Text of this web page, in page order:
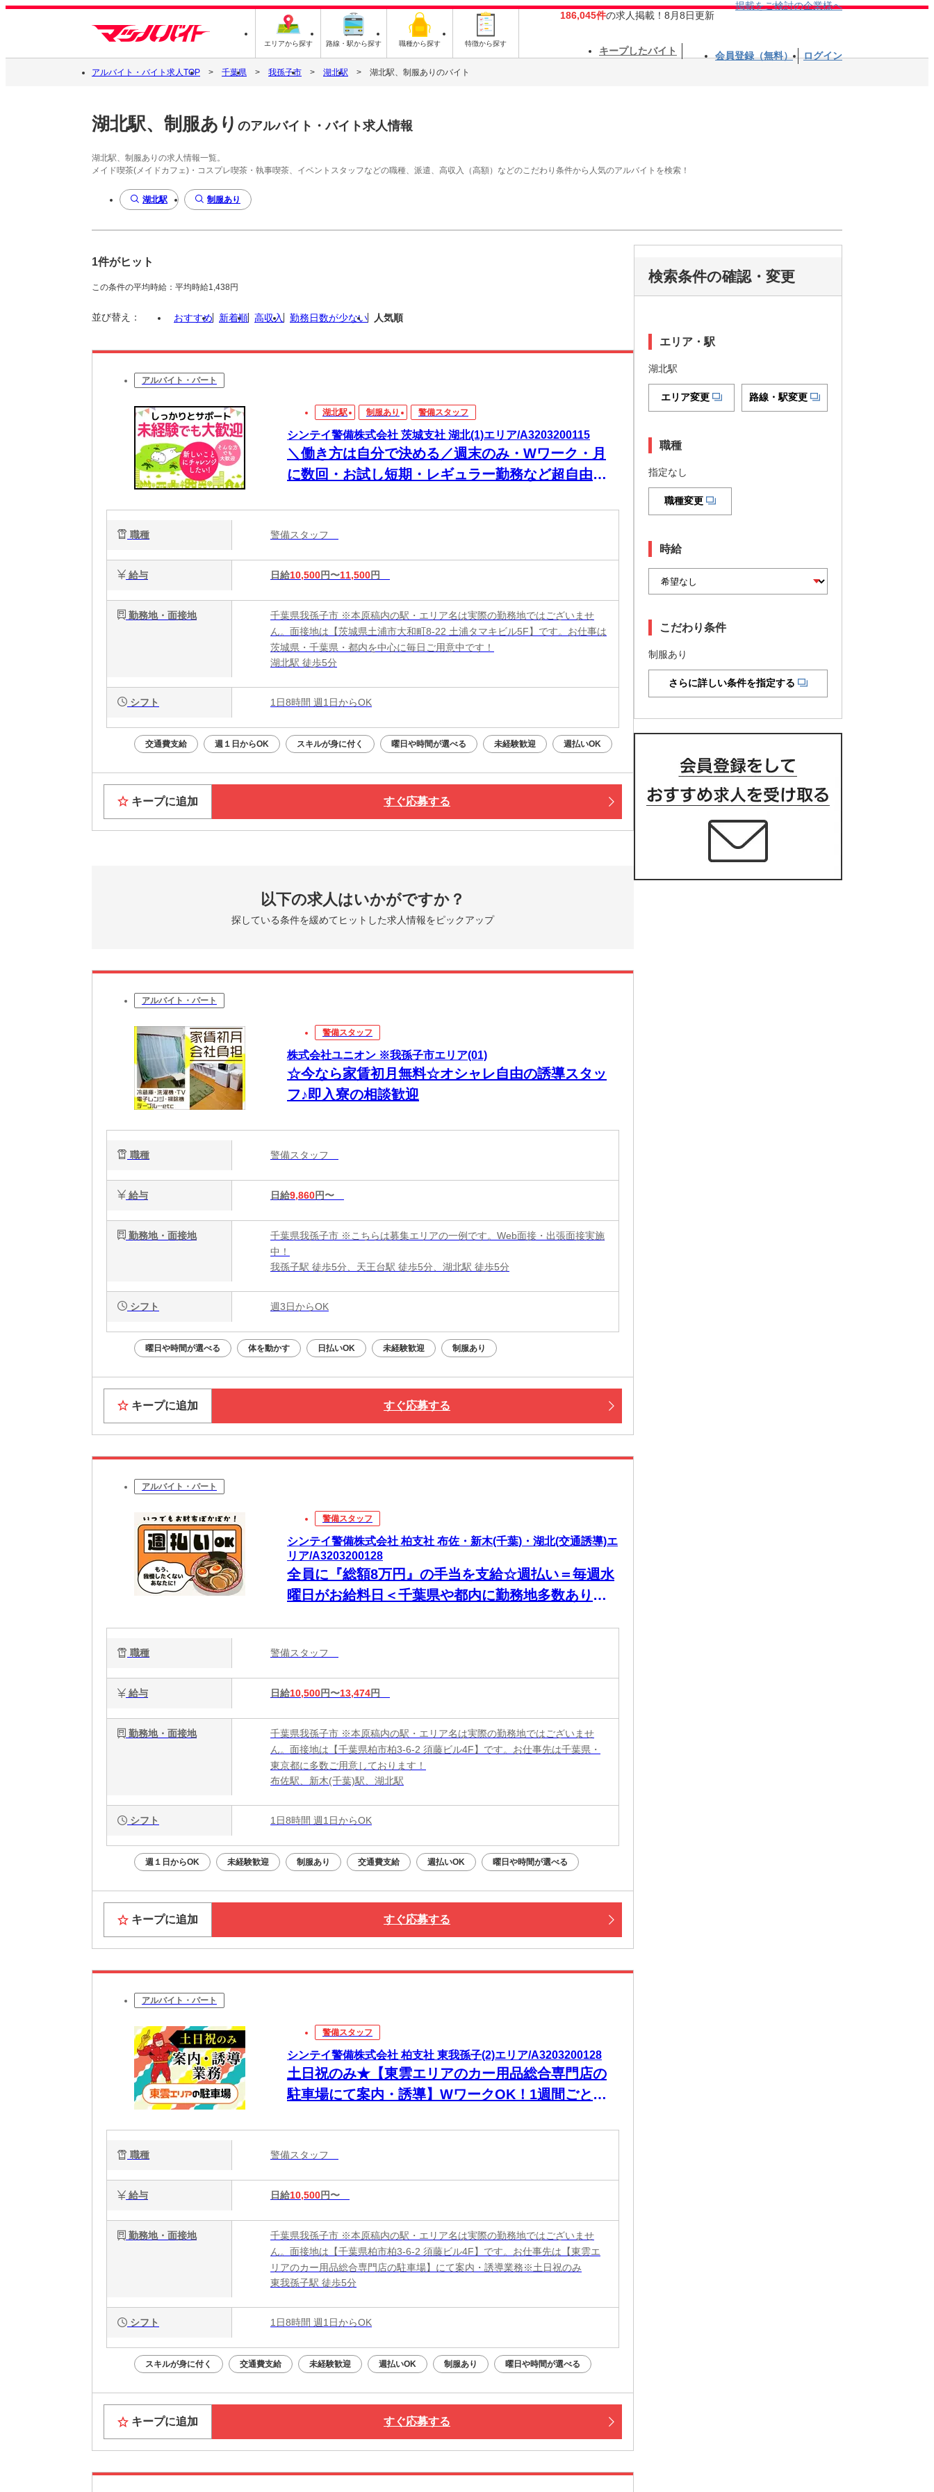
エリアから探す 路線・駅から探す 職種から探す 特徴から探す
186,045件の求人掲載！8月8日更新
掲載をご検討の企業様へ
キープしたバイト 会員登録（無料） ログイン
アルバイト・バイト求人TOP 千葉県 我孫子市 湖北駅 湖北駅、制服ありのバイト
湖北駅、制服あり のアルバイト・バイト求人情報
湖北駅、制服ありの求人情報一覧。
メイド喫茶(メイドカフェ)・コスプレ喫茶・執事喫茶、イベントスタッフなどの職種、派遣、高収入（高額）などのこだわり条件から人気のアルバイトを検索！
湖北駅 制服あり
1件がヒット
この条件の平均時給：平均時給1,438円
並び替え： おすすめ 新着順 高収入 勤務日数が少ない 人気順
アルバイト・パート
湖北駅 制服あり 警備スタッフ
シンテイ警備株式会社 茨城支社 湖北(1)エリア/A3203200115
＼働き方は自分で決める／週末のみ・Wワーク・月
に数回・お試し短期・レギュラー勤務など超自由！1
える！
職種 警備スタッフ
給与 日給10,500円〜11,500円
勤務地・面接地
千葉県我孫子市 ※本原稿内の駅・エリア名は実際の勤務地ではございませ
ん。面接地は【茨城県土浦市大和町8-22 土浦タマキビル5F】です。お仕事は
茨城県・千葉県・都内を中心に毎日ご用意中です！
湖北駅 徒歩5分
シフト 1日8時間 週1日からOK
交通費支給 週１日からOK スキルが身に付く 曜日や時間が選べる 未経験歓迎 週払いOK
キープに追加 すぐ応募する
以下の求人はいかがですか？
探している条件を緩めてヒットした求人情報をピックアップ
アルバイト・パート
警備スタッフ
株式会社ユニオン ※我孫子市エリア(01)
☆今なら家賃初月無料☆オシャレ自由の誘導スタッ
フ♪即入寮の相談歓迎
職種 警備スタッフ
給与 日給9,860円〜
勤務地・面接地
千葉県我孫子市 ※こちらは募集エリアの一例です。Web面接・出張面接実施
中！
我孫子駅 徒歩5分、天王台駅 徒歩5分、湖北駅 徒歩5分
シフト 週3日からOK
曜日や時間が選べる 体を動かす 日払いOK 未経験歓迎 制服あり
キープに追加 すぐ応募する
アルバイト・パート
警備スタッフ
シンテイ警備株式会社 柏支社 布佐・新木(千葉)・湖北(交通誘導)エ
リア/A3203200128
全員に『総額8万円』の手当を支給☆週払い＝毎週水
曜日がお給料日＜千葉県や都内に勤務地多数あり＞
証します♪
職種 警備スタッフ
給与 日給10,500円〜13,474円
勤務地・面接地
千葉県我孫子市 ※本原稿内の駅・エリア名は実際の勤務地ではございませ
ん。面接地は【千葉県柏市柏3-6-2 須藤ビル4F】です。お仕事先は千葉県・
東京都に多数ご用意しております！
布佐駅、新木(千葉)駅、湖北駅
シフト 1日8時間 週1日からOK
週１日からOK 未経験歓迎 制服あり 交通費支給 週払いOK 曜日や時間が選べる
キープに追加 すぐ応募する
アルバイト・パート
警備スタッフ
シンテイ警備株式会社 柏支社 東我孫子(2)エリア/A3203200128
土日祝のみ★【東雲エリアのカー用品総合専門店の
駐車場にて案内・誘導】WワークOK！1週間ごとに
ト9割以上！
職種 警備スタッフ
給与 日給10,500円〜
勤務地・面接地
千葉県我孫子市 ※本原稿内の駅・エリア名は実際の勤務地ではございませ
ん。面接地は【千葉県柏市柏3-6-2 須藤ビル4F】です。お仕事先は【東雲エ
リアのカー用品総合専門店の駐車場】にて案内・誘導業務※土日祝のみ
東我孫子駅 徒歩5分
シフト 1日8時間 週1日からOK
スキルが身に付く 交通費支給 未経験歓迎 週払いOK 制服あり 曜日や時間が選べる
キープに追加 すぐ応募する
検索条件の確認・変更
エリア・駅
湖北駅
エリア変更 路線・駅変更
職種
指定なし
職種変更
時給
こだわり条件
制服あり
さらに詳しい条件を指定する